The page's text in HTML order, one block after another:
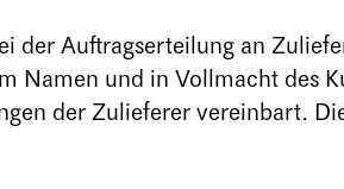
der Auftragserteilung an
Namen und in Vollmacht des
der Zulieferer vereinbart.